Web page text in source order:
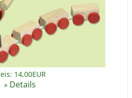
14,00EUR
» Details